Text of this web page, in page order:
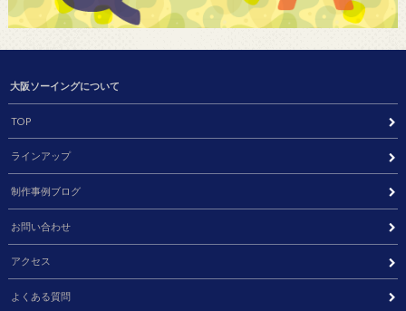
大阪ソーイングについて
TOP
ラインアップ
制作事例ブログ
お問い合わせ
アクセス
よくある質問